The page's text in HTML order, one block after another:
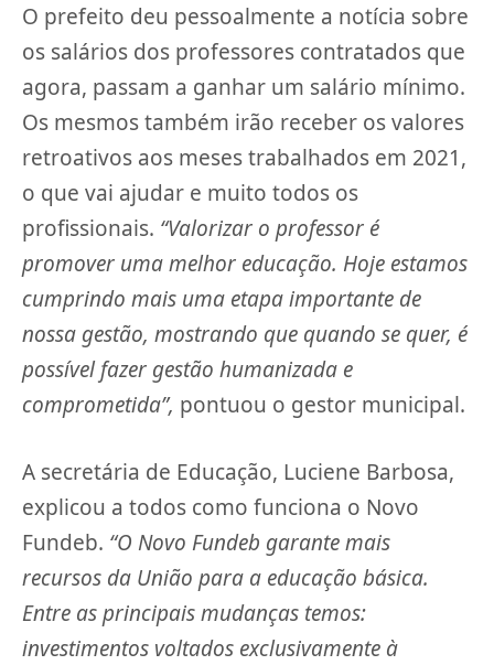
O prefeito deu pessoalmente a notícia sobre
os salários dos professores contratados que
agora, passam a ganhar um salário mínimo.
Os mesmos também irão receber os valores
retroativos aos meses trabalhados em 2021,
o que vai ajudar e muito todos os
profissionais. “Valorizar o professor é
promover uma melhor educação. Hoje estamos
cumprindo mais uma etapa importante de
nossa gestão, mostrando que quando se quer, é
possível fazer gestão humanizada e
comprometida”, pontuou o gestor municipal.
A secretária de Educação, Luciene Barbosa,
explicou a todos como funciona o Novo
Fundeb. “O Novo Fundeb garante mais
recursos da União para a educação básica.
Entre as principais mudanças temos:
investimentos voltados exclusivamente à